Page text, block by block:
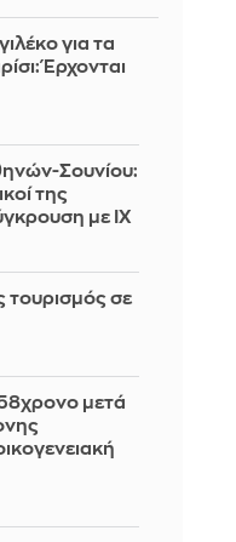
για τα
Έρχονται
Σουνίου:
της
με ΙΧ
τουρισμός σε
μετά